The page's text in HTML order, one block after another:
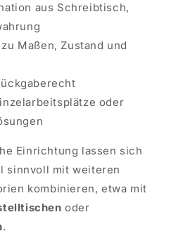
aus Schreibtisch,
Maßen, Zustand und
oder
Einrichtung lassen sich
sinnvoll mit weiteren
kombinieren, etwa mit
oder
.